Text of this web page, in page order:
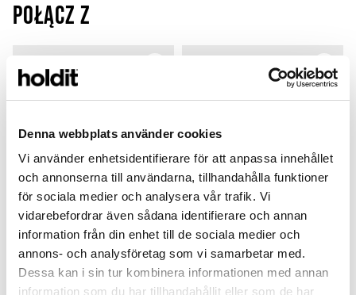
Denna webbplats använder cookies
Vi använder enhetsidentifierare för att anpassa innehållet
och annonserna till användarna, tillhandahålla funktioner
för sociala medier och analysera vår trafik. Vi
vidarebefordrar även sådana identifierare och annan
information från din enhet till de sociala medier och
annons- och analysföretag som vi samarbetar med.
Dessa kan i sin tur kombinera informationen med annan
information som du har tillhandahållit eller som de har
Połącz z
Print Pack Silicone Case
Moss Green